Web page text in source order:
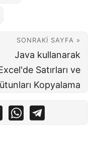
SONRAKI SAYFA »
Java kullanarak
Satırları ve
Kopyalama